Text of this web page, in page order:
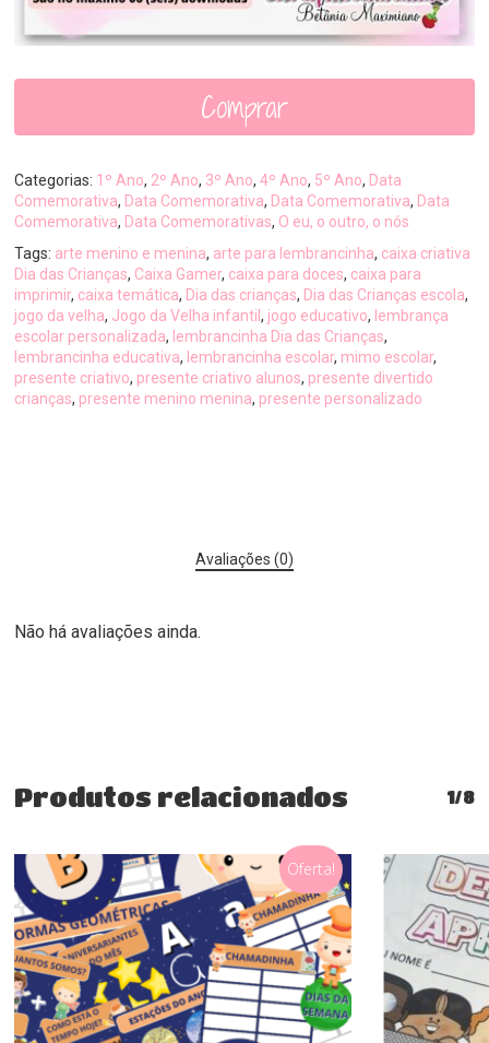
Comprar
Categorias: 1º Ano, 2º Ano, 3º Ano,4º Ano, 5º Ano, Data
Comemorativa, Data Comemorativa, Data Comemorativa, Data
Comemorativa, Data Comemorativas, O eu, o outro, o nós
Tags: arte menino e menina, arte para lembrancinha, caixa criativa
Dia das Crianças, Caixa Gamer, caixa para doces, caixa para
imprimir, caixa temática, Dia das crianças, Dia das Crianças escola,
jogo da velha, Jogo da Velha infantil, jogo educativo, lembrança
escolar personalizada, lembrancinha Dia das Crianças,
lembrancinha educativa, lembrancinha escolar, mimo escolar,
presente criativo, presente criativo alunos, presente divertido
crianças, presente menino menina, presente personalizado
Avaliações (0)
Não há avaliações ainda.
Produtos relacionados 1/8
Oferta!